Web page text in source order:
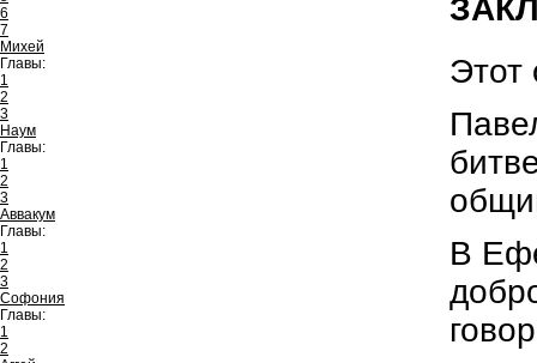
6
7
Михей
Главы:
1
2
3
Наум
Главы:
1
2
3
Аввакум
Главы:
1
2
3
Софония
Главы:
1
2
Этот
В